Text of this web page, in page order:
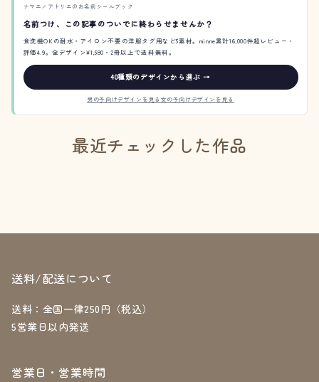
ナマエノアトリエのお名前シールブック
名前つけ、この記事のついでに終わらせませんか？
食洗機OKの耐水・アイロン不要の洋服タグ用など5素材。minne累計16,000件超レビュー・
評価4.9。全デザイン¥1,580・2冊以上で送料無料。
40種類のデザインから選ぶ →
男の子向けデザインを見る 女の子向けデザインを見る
最近チェックした作品
送料/配送について
送料：全国一律250円（税込）
5営業日以内発送
営業日・営業時間